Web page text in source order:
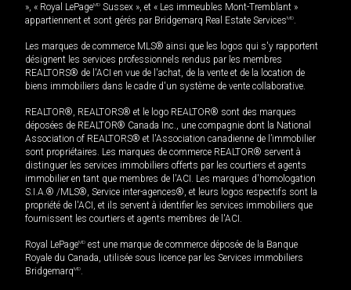
», « Royal LePageMD Sussex », et « Les immeubles Mont-Tremblant »
appartiennent et sont gérés par Bridgemarq Real Estate ServicesMD
Les marques de commerce MLS® ainsi que les logos qui s'y rapportent
désignent les services professionnels rendus par les membres
REALTORS® de l'ACI en vue de l'achat, de la vente et de la location de
biens immobiliers dans le cadre d'un système de vente collaborative.
REALTOR®, REALTORS® et le logo REALTOR® sont des marques
déposées de REALTOR® Canada Inc., une compagnie dont la National
Association of REALTORS® et l'Association canadienne de l’immobilier
sont propriétaires. Les marques de commerce REALTOR® servent à
distinguer les services immobiliers offerts par les courtiers et agents
immobilier en tant que membres de l'ACI. Les marques d'homologation
S.I.A.® /MLS®, Service inter-agences®, et leurs logos respectifs sont la
propriété de l'ACI, et ils servent à identifier les services immobiliers que
fournissent les courtiers et agents membres de l'ACI.
Royal LePageMD est une marque de commerce déposée de la Banque
Royale du Canada, utilisée sous licence par les Services immobiliers
BridgemarqMD